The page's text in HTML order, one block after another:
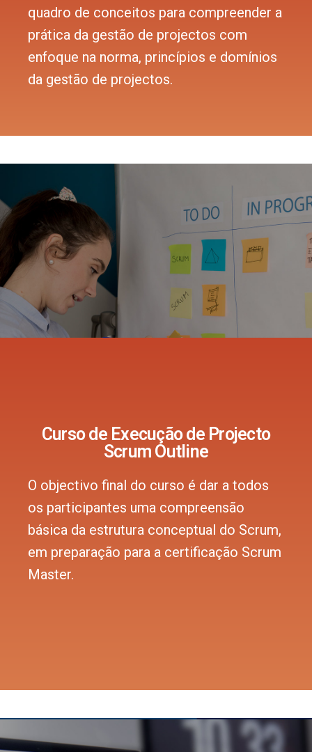
quadro de conceitos para compreender a
prática da gestão de projectos com
enfoque na norma, princípios e domínios
da gestão de projectos.
Curso de Execução de Projecto
Scrum Outline
O objectivo final do curso é dar a todos
os participantes uma compreensão
básica da estrutura conceptual do Scrum,
em preparação para a certificação Scrum
Master.